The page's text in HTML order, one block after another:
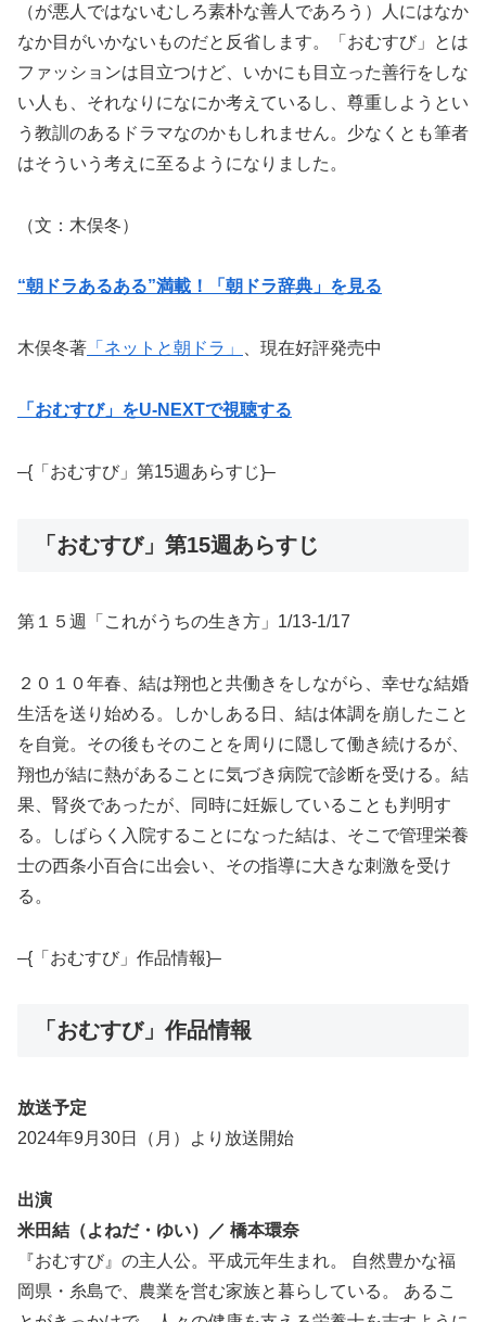
（が悪人ではないむしろ素朴な善人であろう）人にはなか
なか目がいかないものだと反省します。「おむすび」とは
ファッションは目立つけど、いかにも目立った善行をしな
い人も、それなりになにか考えているし、尊重しようとい
う教訓のあるドラマなのかもしれません。少なくとも筆者
はそういう考えに至るようになりました。
（文：木俣冬）
“朝ドラあるある”満載！「朝ドラ辞典」を見る
木俣冬著 「ネットと朝ドラ」 、現在好評発売中
「おむすび」をU-NEXTで視聴する
–{「おむすび」第15週あらすじ}–
「おむすび」第15週あらすじ
第１５週「これがうちの生き方」1/13-1/17
２０１０年春、結は翔也と共働きをしながら、幸せな結婚
生活を送り始める。しかしある日、結は体調を崩したこと
を自覚。その後もそのことを周りに隠して働き続けるが、
翔也が結に熱があることに気づき病院で診断を受ける。結
果、腎炎であったが、同時に妊娠していることも判明す
る。しばらく入院することになった結は、そこで管理栄養
士の西条小百合に出会い、その指導に大きな刺激を受け
る。
–{「おむすび」作品情報}–
「おむすび」作品情報
放送予定
2024年9月30日（月）より放送開始
出演
米田結（よねだ・ゆい）／ 橋本環奈
『おむすび』の主人公。平成元年生まれ。 自然豊かな福
岡県・糸島で、農業を営む家族と暮らしている。 あるこ